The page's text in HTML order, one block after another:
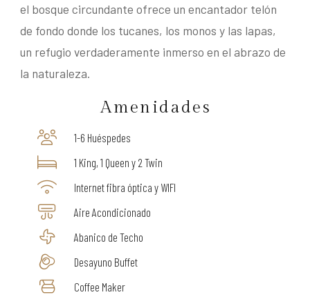
el bosque circundante ofrece un encantador telón
de fondo donde los tucanes, los monos y las lapas,
un refugio verdaderamente inmerso en el abrazo de
la naturaleza.
Amenidades
1-6 Huéspedes
1 King, 1 Queen y 2 Twin
Internet fibra óptica y WIFI
Aire Acondicionado
Abanico de Techo
Desayuno Buffet
Coffee Maker